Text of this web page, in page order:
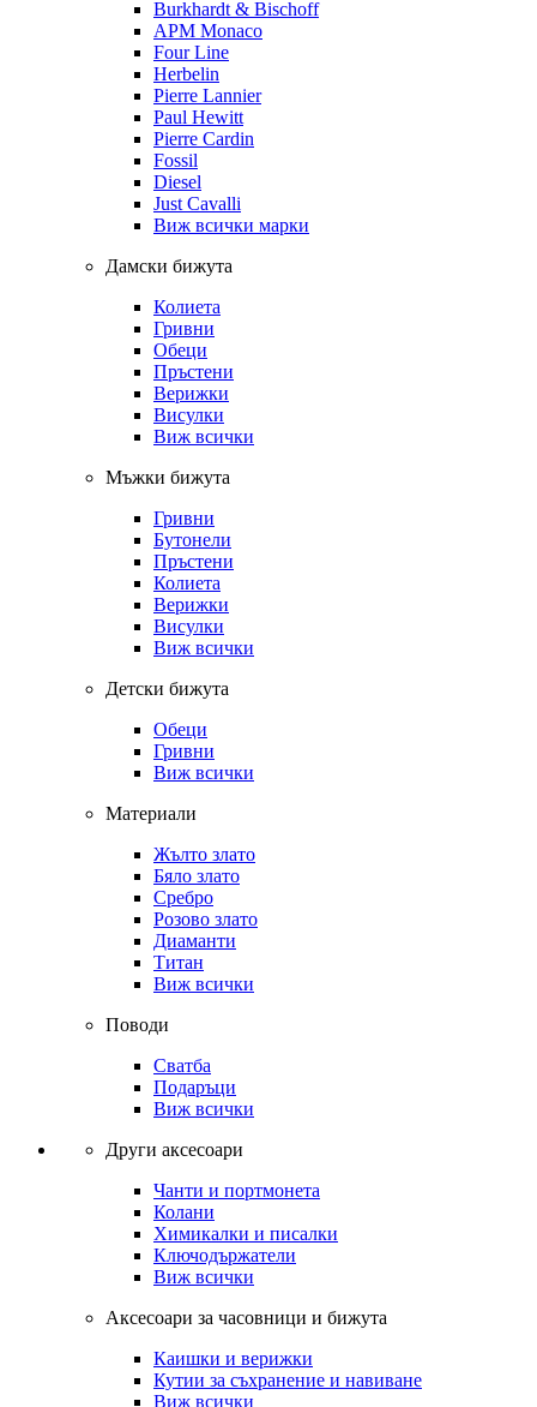
Burkhardt & Bischoff
APM Monaco
Four Line
Herbelin
Pierre Lannier
Paul Hewitt
Pierre Cardin
Fossil
Diesel
Just Cavalli
Виж всички марки
Дамски бижута
Колиета
Гривни
Обеци
Пръстени
Верижки
Висулки
Виж всички
Мъжки бижута
Гривни
Бутонели
Пръстени
Колиета
Верижки
Висулки
Виж всички
Детски бижута
Обеци
Гривни
Виж всички
Материали
Жълто злато
Бяло злато
Сребро
Розово злато
Диаманти
Титан
Виж всички
Поводи
Сватба
Подаръци
Виж всички
Други аксесоари
Чанти и портмонета
Колани
Химикалки и писалки
Ключодържатели
Виж всички
Аксесоари за часовници и бижута
Каишки и верижки
Кутии за съхранение и навиване
Виж всички